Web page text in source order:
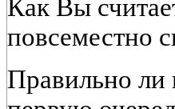
Как Вы
повсеместно
Правильно ли